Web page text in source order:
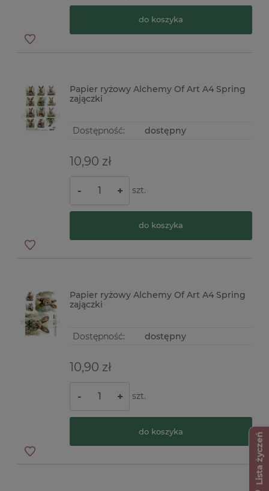
do koszyka
Papier ryżowy Alchemy Of Art A4 Spring
zajączki
Dostępność: dostępny
10,90 zł
- + szt.
do koszyka
Papier ryżowy Alchemy Of Art A4 Spring
zajączki
Dostępność: dostępny
10,90 zł
- + szt.
do koszyka
Lista życzeń